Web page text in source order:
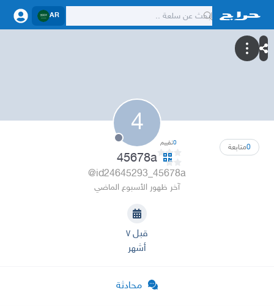
AR
4
0متابعة 0تقييم
45678a
@id24645293_45678a
آخر ظهور الأسبوع الماضي
قبل ٧
أشهر
محادثة